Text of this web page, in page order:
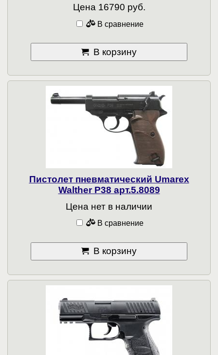
Цена 16790 руб.
В сравнение
В корзину
Пистолет пневматический Umarex
Walther P38 арт.5.8089
Цена нет в наличии
В сравнение
В корзину